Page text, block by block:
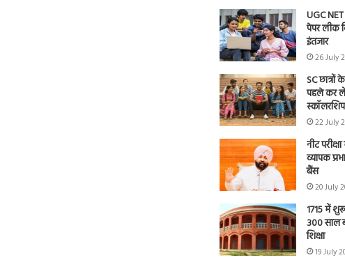
UGC
पेपर लीक
इंतजार
26 July
SC
पहले कर
स्कॉलरशिप
22 July
नीट
व्यापक
बैंस
20 July
1715 में
300 साल
शिक्षा
19 July